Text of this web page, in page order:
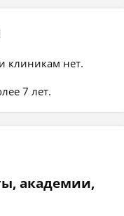
клиникам нет.
7 лет.
академии,